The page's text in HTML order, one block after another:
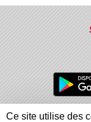
Charte
Ce site utilise des